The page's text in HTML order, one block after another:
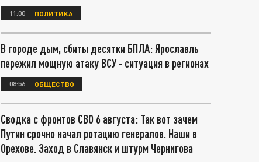
11:00 ПОЛИТИКА
В городе дым, сбиты десятки БПЛА: Ярославль
пережил мощную атаку ВСУ - ситуация в регионах
08:56 ОБЩЕСТВО
Сводка с фронтов СВО 6 августа: Так вот зачем
Путин срочно начал ротацию генералов. Наши в
Орехове. Заход в Славянск и штурм Чернигова